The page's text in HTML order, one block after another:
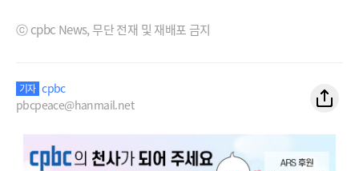
ⓒ cpbc News, 무단 전재 및 재배포 금지
기자 cpbc
pbcpeace@hanmail.net